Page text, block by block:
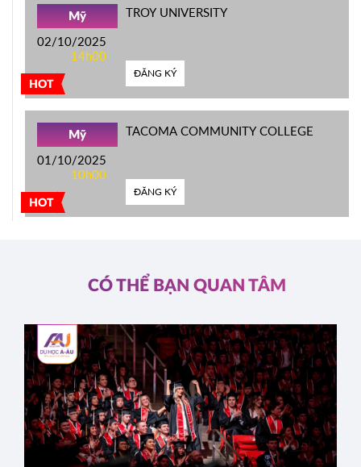
HOT
Mỹ
02/10/2025
14h00
TROY UNIVERSITY
ĐĂNG KÝ
HOT
Mỹ
01/10/2025
10h00
TACOMA COMMUNITY COLLEGE
ĐĂNG KÝ
CÓ THỂ BẠN QUAN TÂM